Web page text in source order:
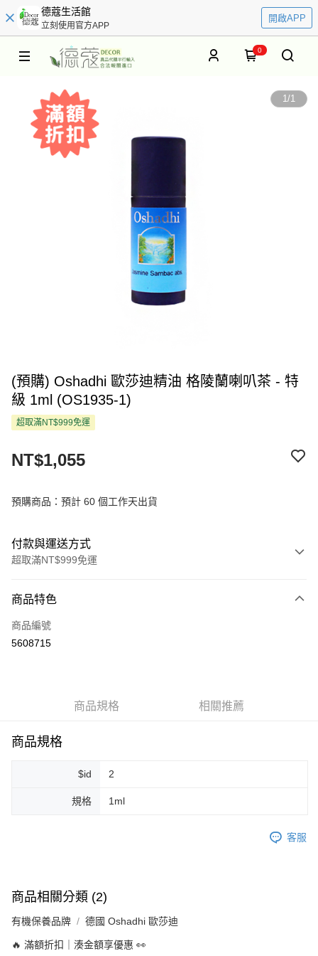
德蔻生活館
立刻使用官方APP
開啟APP
0
1/1
(預購) Oshadhi 歐莎迪精油 格陵蘭喇叭茶 - 特
級 1ml (OS1935-1)
超取滿NT$999免運
NT$1,055
預購商品：預計 60 個工作天出貨
付款與運送方式
超取滿NT$999免運
信用卡一次付款
超商取貨付款
悠遊付
全家純取貨 (先付款
每筆NT$80，滿NT$999(含以上)免運費
7-11取貨付款
商品特色
商品編號
5608715
商品規格 相關推薦
商品規格
$id 2
規格 1ml
客服
商品相關分類 (2)
有機保養品牌 德國 Oshadhi 歐莎迪
🔥 滿額折扣｜湊金額享優惠 👀